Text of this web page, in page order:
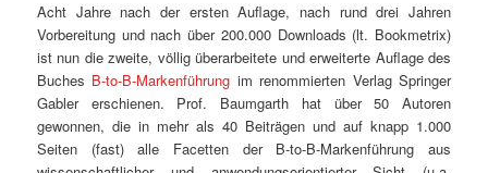
Acht Jahre nach der ersten Auflage, nach rund drei Jahren
Vorbereitung und nach über 200.000 Downloads (lt. Bookmetrix)
ist nun die zweite, völlig überarbeitete und erweiterte Auflage des
Buches B-to-B-Markenführung im renommierten Verlag Springer
Gabler erschienen. Prof. Baumgarth hat über 50 Autoren
gewonnen, die in mehr als 40 Beiträgen und auf knapp 1.000
Seiten (fast) alle Facetten der B-to-B-Markenführung aus